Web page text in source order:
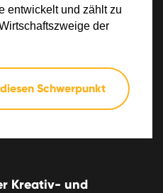
entwickelt und zählt zu
der
Schwerpunkt
Kreativ- und